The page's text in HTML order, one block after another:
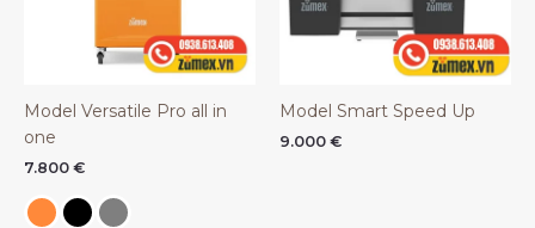
Model Versatile Pro all in
one
7.800 €
Model Smart Speed Up
9.000 €